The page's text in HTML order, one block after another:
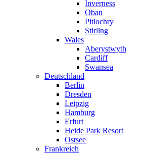
Inverness
Oban
Pitlochry
Stirling
Wales
Aberystwyth
Cardiff
Swansea
Deutschland
Berlin
Dresden
Leipzig
Hamburg
Erfurt
Heide Park Resort
Ostsee
Frankreich